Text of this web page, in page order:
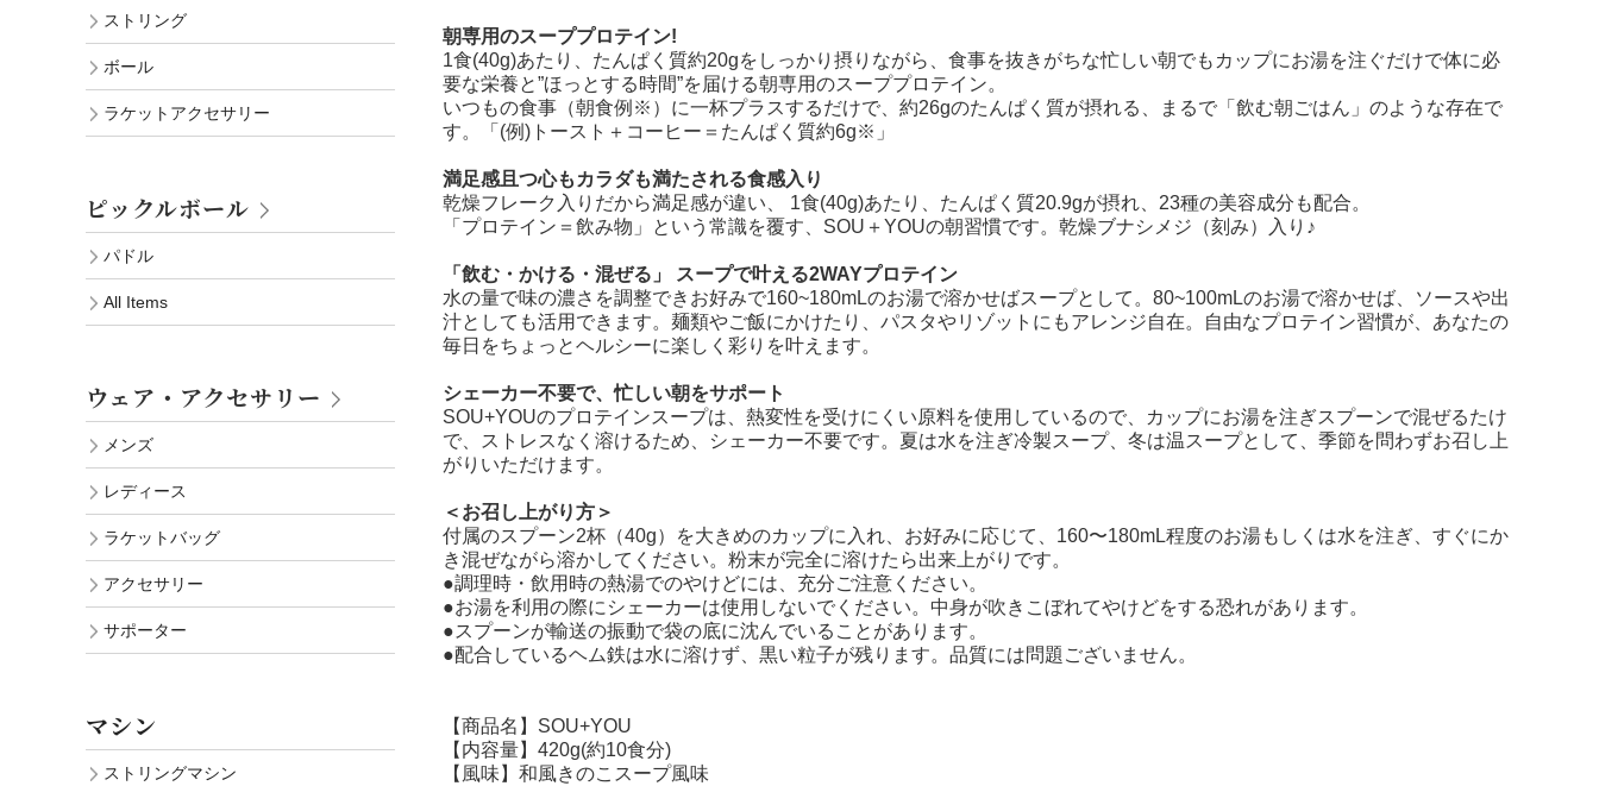
朝専用のスーププロテイン!
1食(40g)あたり、たんぱく質約20gをしっかり摂りながら、食事を抜きがちな忙しい朝でもカップにお湯を注ぐだけで体に必
要な栄養と”ほっとする時間”を届ける朝専用のスーププロテイン。
いつもの食事（朝食例※）に一杯プラスするだけで、約26gのたんぱく質が摂れる、まるで「飲む朝ごはん」のような存在で
す。「(例)トースト＋コーヒー＝たんぱく質約6g※」
満足感且つ心もカラダも満たされる食感入り
乾燥フレーク入りだから満足感が違い、 1食(40g)あたり、たんぱく質20.9gが摂れ、23種の美容成分も配合。
「プロテイン＝飲み物」という常識を覆す、SOU＋YOUの朝習慣です。乾燥ブナシメジ（刻み）入り♪
「飲む・かける・混ぜる」 スープで叶える2WAYプロテイン
水の量で味の濃さを調整できお好みで160~180mLのお湯で溶かせばスープとして。80~100mLのお湯で溶かせば、ソースや出
汁としても活用できます。麺類やご飯にかけたり、パスタやリゾットにもアレンジ自在。自由なプロテイン習慣が、あなたの
毎日をちょっとヘルシーに楽しく彩りを叶えます。
シェーカー不要で、忙しい朝をサポート
SOU+YOUのプロテインスープは、熱変性を受けにくい原料を使用しているので、カップにお湯を注ぎスプーンで混ぜるたけ
で、ストレスなく溶けるため、シェーカー不要です。夏は水を注ぎ冷製スープ、冬は温スープとして、季節を問わずお召し上
がりいただけます。
＜お召し上がり方＞
付属のスプーン2杯（40g）を大きめのカップに入れ、お好みに応じて、160〜180mL程度のお湯もしくは水を注ぎ、すぐにか
き混ぜながら溶かしてください。粉末が完全に溶けたら出来上がりです。
●調理時・飲用時の熱湯でのやけどには、充分ご注意ください。
●お湯を利用の際にシェーカーは使用しないでください。中身が吹きこぼれてやけどをする恐れがあります。
●スプーンが輸送の振動で袋の底に沈んでいることがあります。
●配合しているヘム鉄は水に溶けず、黒い粒子が残ります。品質には問題ございません。
【商品名】SOU+YOU
【内容量】420g(約10食分)
【風味】和風きのこスープ風味
ストリング
ボール
ラケットアクセサリー
ピックルボール
パドル
All Items
ウェア・アクセサリー
メンズ
レディース
ラケットバッグ
アクセサリー
サポーター
マシン
ストリングマシン